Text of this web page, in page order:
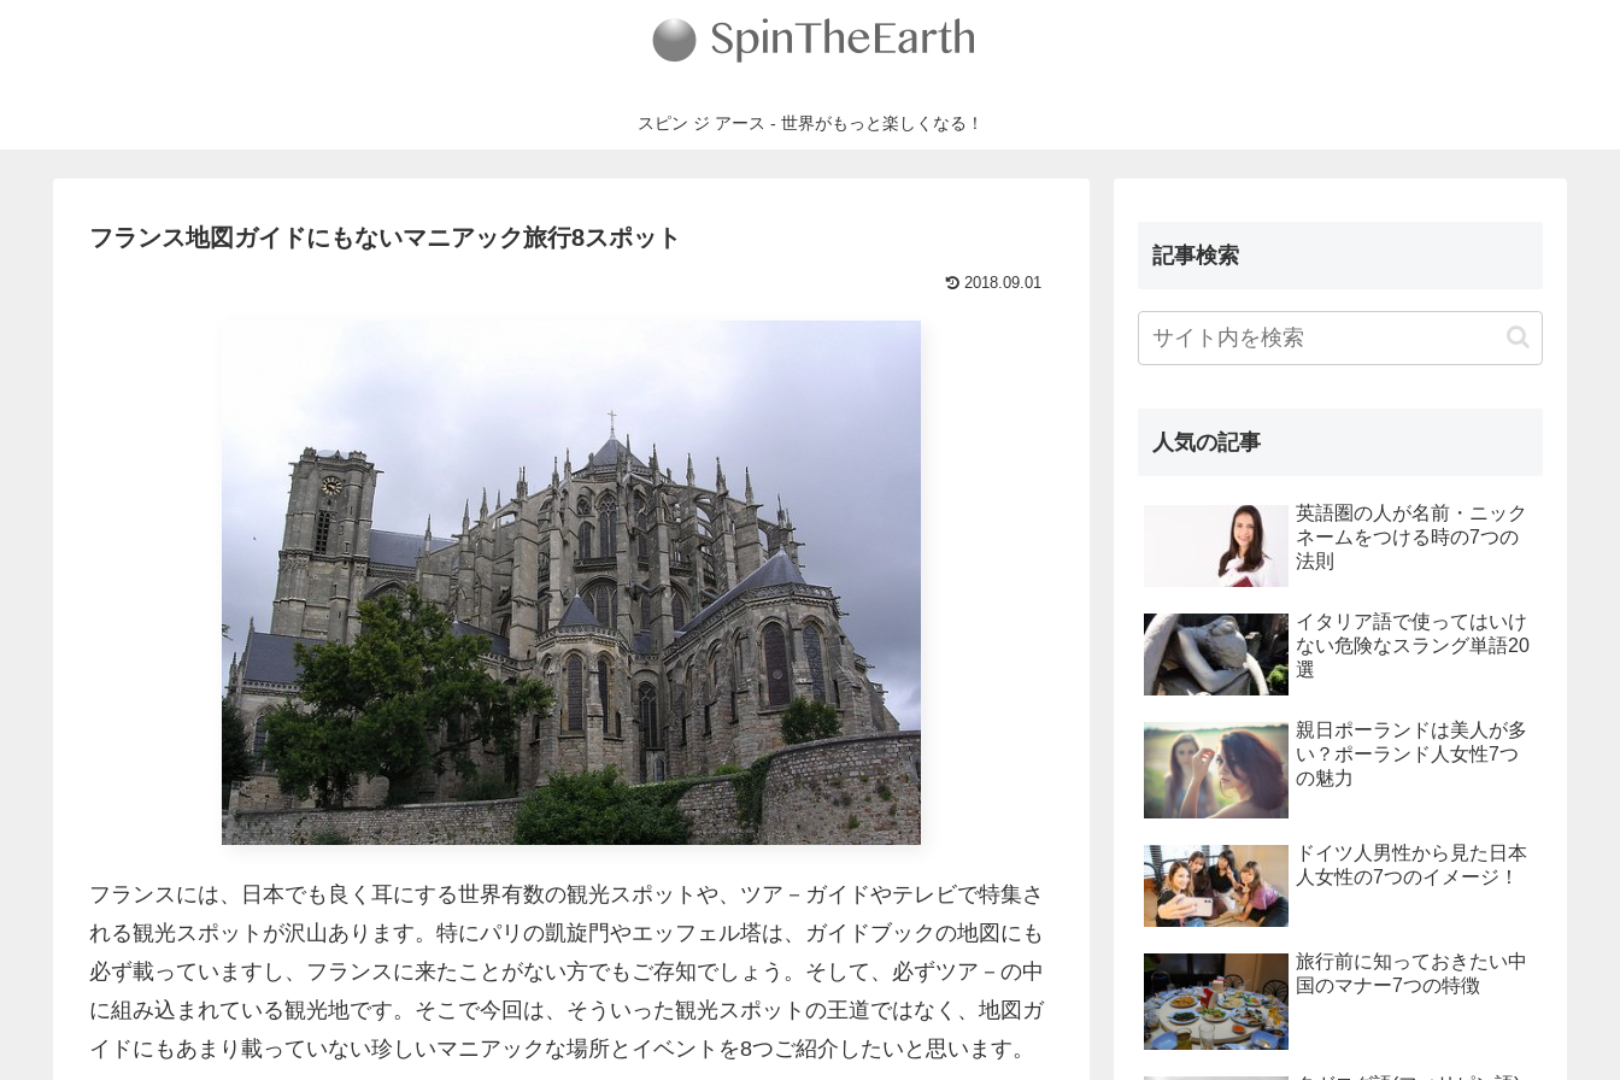
スピン ジ アース - 世界がもっと楽しくなる！
フランス地図ガイドにもないマニアック旅行8スポット
2018.09.01
フランスには、日本でも良く耳にする世界有数の観光スポットや、ツア－ガイドやテレビで特集さ
れる観光スポットが沢山あります。特にパリの凱旋門やエッフェル塔は、ガイドブックの地図にも
必ず載っていますし、フランスに来たことがない方でもご存知でしょう。そして、必ずツア－の中
に組み込まれている観光地です。そこで今回は、そういった観光スポットの王道ではなく、地図ガ
イドにもあまり載っていない珍しいマニアックな場所とイベントを8つご紹介したいと思います。
記事検索
人気の記事
英語圏の人が名前・ニック
ネームをつける時の7つの
法則
イタリア語で使ってはいけ
ない危険なスラング単語20
選
親日ポーランドは美人が多
い？ポーランド人女性7つ
の魅力
ドイツ人男性から見た日本
人女性の7つのイメージ！
旅行前に知っておきたい中
国のマナー7つの特徴